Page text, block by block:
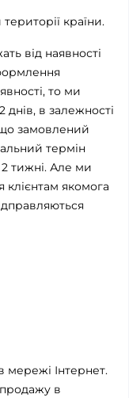
країни.
від наявності
то ми
в залежності
замовлений
термін
тижні. Але ми
клієнтам якомога
мережі Інтернет.
в